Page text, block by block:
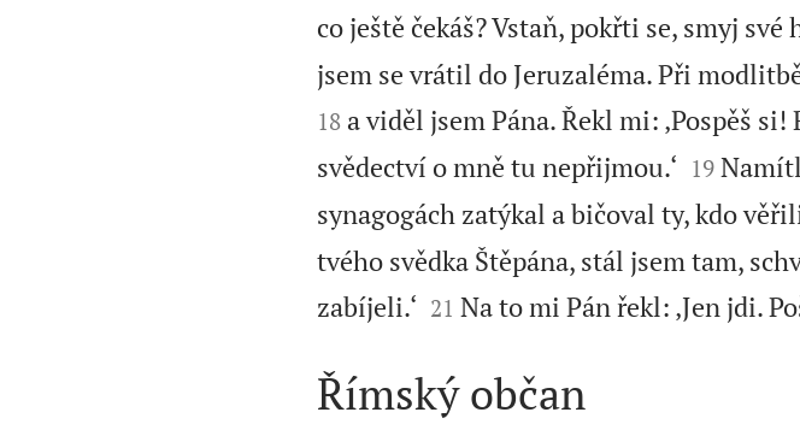
co ještě čekáš? Vstaň, pokřti se, smyj
jsem se vrátil do Jeruzaléma. Při
18 a viděl jsem Pána. Řekl mi: ‚Pospěš
svědectví o mně tu nepřijmou.‘
19
synagogách zatýkal a bičoval ty, kdo
tvého svědka Štěpána, stál jsem tam,
zabíjeli.‘
21 Na to mi Pán řekl: ‚Jen jdi.
Římský občan